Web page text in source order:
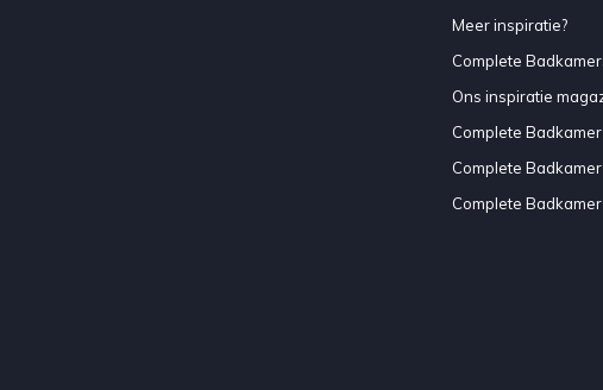
Meer inspiratie?
Complete
Ons inspiratie
Complete
Complete
Complete